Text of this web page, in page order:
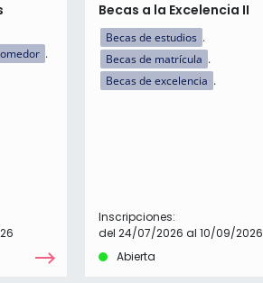
Becas a la Excelencia II
Becas de estudios
Becas de matrícula
Becas de excelencia
Inscripciones:
del 24/07/2026 al 10/09/2026
Abierta